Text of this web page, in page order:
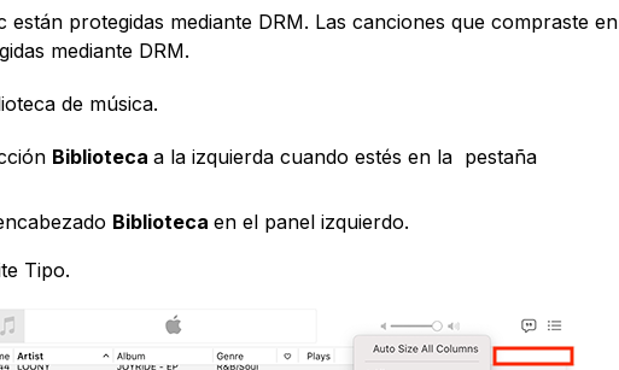
protegidas mediante DRM. Las canciones que compraste en
mediante DRM.
de música.
Biblioteca a la izquierda cuando estés en la pestaña
Biblioteca en el panel izquierdo.
Tipo.